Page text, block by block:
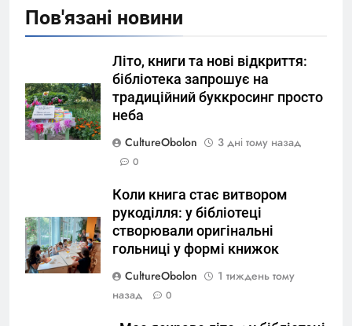
Пов'язані новини
Літо, книги та нові відкриття:
бібліотека запрошує на
традиційний буккросинг просто
неба
CultureObolon
3 дні тому назад
0
Коли книга стає витвором
рукоділля: у бібліотеці
створювали оригінальні
гольниці у формі книжок
CultureObolon
1 тиждень тому
назад
0